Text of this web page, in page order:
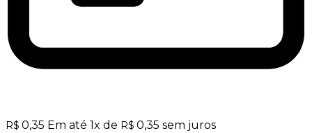
R$ 0,35 Em até 1x de R$ 0,35 sem juros